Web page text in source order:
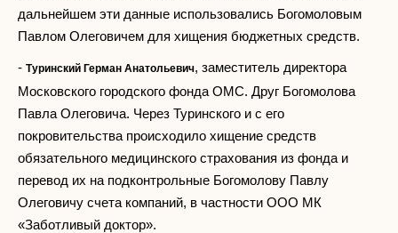
дальнейшем эти данные использовались Богомоловым
Павлом Олеговичем для хищения бюджетных средств.
- Туринский Герман Анатольевич, заместитель директора
Московского городского фонда ОМС. Друг Богомолова
Павла Олеговича. Через Туринского и с его
покровительства происходило хищение средств
обязательного медицинского страхования из фонда и
перевод их на подконтрольные Богомолову Павлу
Олеговичу счета компаний, в частности ООО МК
«Заботливый доктор».